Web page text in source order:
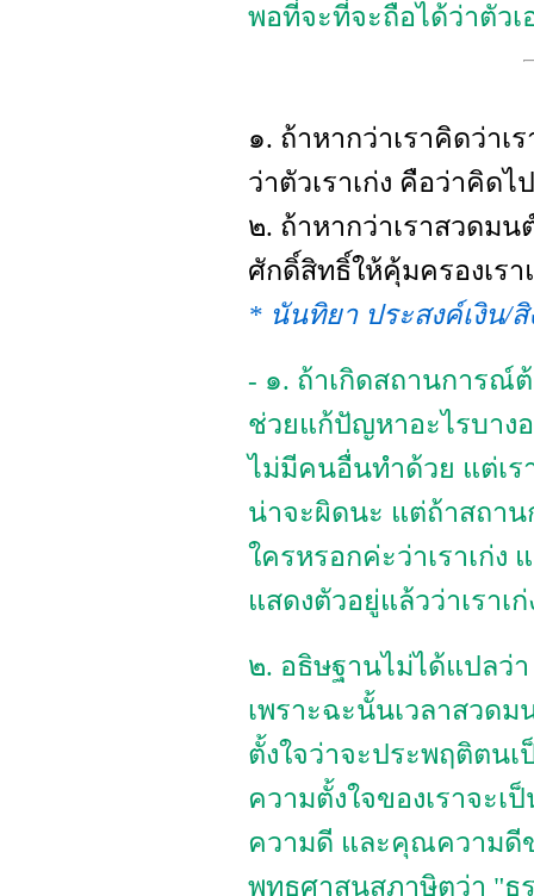
พอที่จะที่จะถือได้ว่าตัว
๑. ถ้าหากว่าเราคิดว่าเ
ว่าตัวเราเก่ง คือว่าคิด
๒. ถ้าหากว่าเราสวดม
ศักดิ์สิทธิ์ให้คุ้มครองเร
* นันทิยา ประสงค์เงิน/
- ๑. ถ้าเกิดสถานการณ์
ช่วยแก้ปัญหาอะไรบาง
ไม่มีคนอื่นทำด้วย แต่เร
น่าจะผิดนะ แต่ถ้าสถา
ใครหรอกค่ะว่าเราเก่ง
แสดงตัวอยู่แล้วว่าเราเ
๒. อธิษฐานไม่ได้แปลว่
เพราะฉะนั้นเวลาสวด
ตั้งใจว่าจะประพฤติตน
ความตั้งใจของเราจะเ
ความดี และคุณความดีข
พุทธศาสนสุภาษิตว่า "ธ